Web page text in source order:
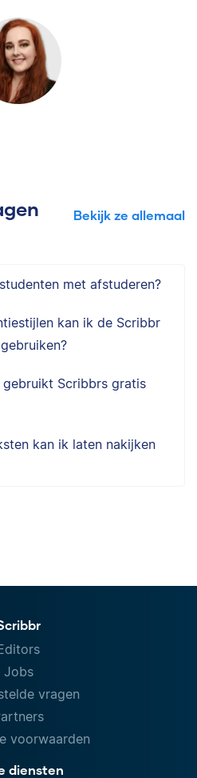
Bekijk ze allemaal
met afstuderen?
kan ik de Scribbr
Scribbrs gratis
kan ik laten nakijken
Jobs
vragen
voorwaarden
diensten